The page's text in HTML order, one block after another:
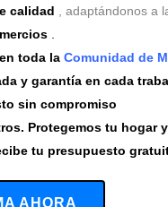
calidad , adaptándonos a
.
toda la Comunidad de
y garantía en cada
sin compromiso
Protegemos tu hogar
tu presupuesto
AHORA